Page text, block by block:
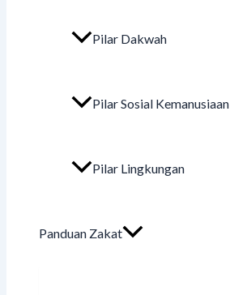
Pilar Dakwah
Pilar Sosial Kemanusiaan
Pilar Lingkungan
Panduan Zakat